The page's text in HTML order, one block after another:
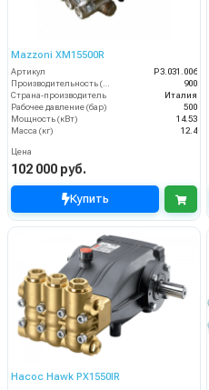
Mazzoni XM15500R
Артикул
P3.031.006
Производительность (л/ч)
900
Страна-производитель
Италия
Рабочее давление (бар)
500
Мощность (кВт)
14.53
Масса (кг)
12.4
Цена
102 000 руб.
Купить
Насос Hawk PX1550IR